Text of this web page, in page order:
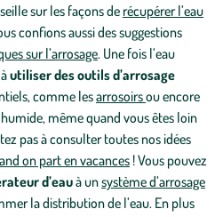
sur les façons de récupérer l’eau
confions aussi des suggestions
sur l’arrosage. Une fois l’eau
utiliser des outils d’arrosage
comme lesarrosoirsou encore
même quand vous êtes loin
pas à consulter toutes nos idées
on part en vacances ! Vous pouvez
d’eauà unsystème d’arrosage
la distribution de l’eau. En plus